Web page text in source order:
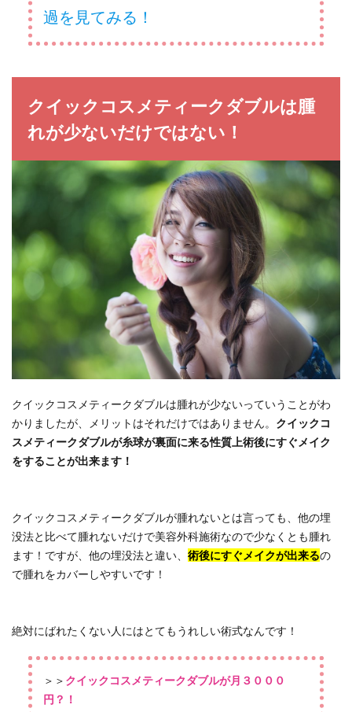
過を見てみる！
クイックコスメティークダブルは腫
れが少ないだけではない！
クイックコスメティークダブルは腫れが少ないっていうことがわ
かりましたが、メリットはそれだけではありません。 クイックコ
スメティークダブルが糸球が裏面に来る性質上術後にすぐメイク
をすることが出来ます！
クイックコスメティークダブルが腫れないとは言っても、他の埋
没法と比べて腫れないだけで美容外科施術なので少なくとも腫れ
ます！ですが、他の埋没法と違い、 術後にすぐメイクが出来るの
で腫れをカバーしやすいです！
絶対にばれたくない人にはとてもうれしい術式なんです！
＞＞ クイックコスメティークダブルが月３０００
円？！